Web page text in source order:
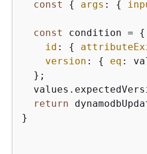
const { args : {
const condition = {
id : {
version : { eq :
  };
return
}